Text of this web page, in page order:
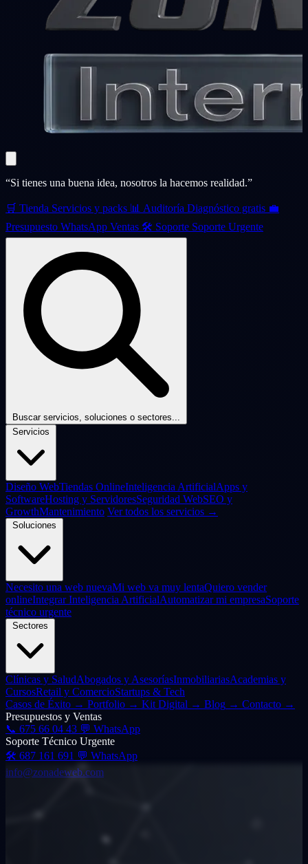
“Si tienes una buena idea, nosotros la hacemos realidad.”
🛒 Tienda Servicios y packs 📊 Auditoría Diagnóstico gratis 💼
Presupuesto WhatsApp Ventas 🛠️ Soporte Soporte Urgente
Buscar servicios, soluciones o sectores...
Servicios
Diseño WebTiendas OnlineInteligencia ArtificialApps y
SoftwareHosting y ServidoresSeguridad WebSEO y
GrowthMantenimiento Ver todos los servicios →
Soluciones
Necesito una web nuevaMi web va muy lentaQuiero vender
onlineIntegrar Inteligencia ArtificialAutomatizar mi empresaSoporte
técnico urgente
Sectores
Clínicas y SaludAbogados y AsesoríasInmobiliariasAcademias y
CursosRetail y ComercioStartups & Tech
Casos de Éxito → Portfolio → Kit Digital → Blog → Contacto →
Presupuestos y Ventas
📞 675 66 04 43 💬 WhatsApp
Soporte Técnico Urgente
🛠️ 687 161 691 💬 WhatsApp
info@zonadeweb.com